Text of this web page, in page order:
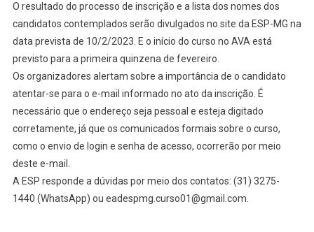
O resultado do processo de inscrição e a lista dos nomes dos
candidatos contemplados serão divulgados no site da ESP-MG na
data prevista de 10/2/2023. E o início do curso no AVA está
previsto para a primeira quinzena de fevereiro.
Os organizadores alertam sobre a importância de o candidato
atentar-se para o e-mail informado no ato da inscrição. É
necessário que o endereço seja pessoal e esteja digitado
corretamente, já que os comunicados formais sobre o curso,
como o envio de login e senha de acesso, ocorrerão por meio
deste e-mail.
A ESP responde a dúvidas por meio dos contatos: (31) 3275-
1440 (WhatsApp) ou eadespmg.curso01@gmail.com.